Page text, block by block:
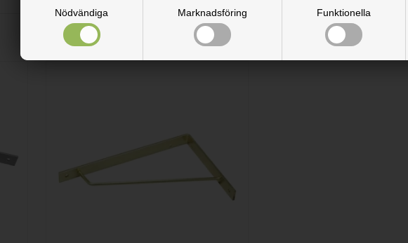
Nödvändiga Marknadsföring Funktionella